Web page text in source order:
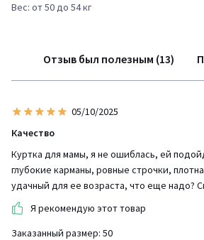
Вес: от 50 до 54 кг
Отзыв был полезным (13)
05/10/2025
Качество
Куртка для мамы, я не ошиблась, ей
глубокие карманы, ровные строчки,
удачный для ее возраста, что еще надо?
Я рекомендую этот товар
Заказанный размер: 50